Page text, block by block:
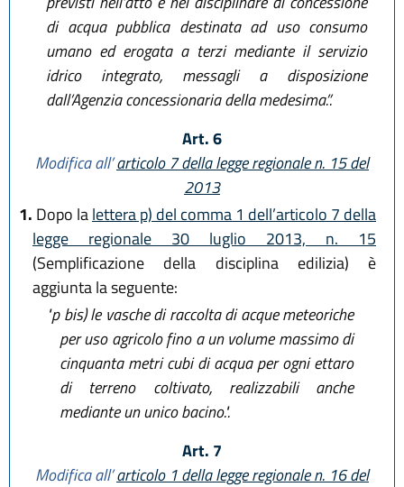
di acqua pubblica destinata ad uso consumo
umano ed erogata a terzi mediante il servizio
idrico integrato, messagli a disposizione
dall’Agenzia concessionaria della medesima.”.
Art. 6
Modifica all’articolo 7 della legge regionale n. 15 del
2013
1. Dopo lalettera p) del comma 1 dell’articolo 7 della
legge regionale 30 luglio 2013, n. 15
(Semplificazione della disciplina edilizia) è
aggiunta la seguente:
"p bis)le vasche di raccolta di acque meteoriche
per uso agricolo fino a un volume massimo di
cinquanta metri cubi di acqua per ogni ettaro
di terreno coltivato, realizzabili anche
mediante un unico bacino.".
Art. 7
Modifica all’articolo 1 della legge regionale n. 16 del